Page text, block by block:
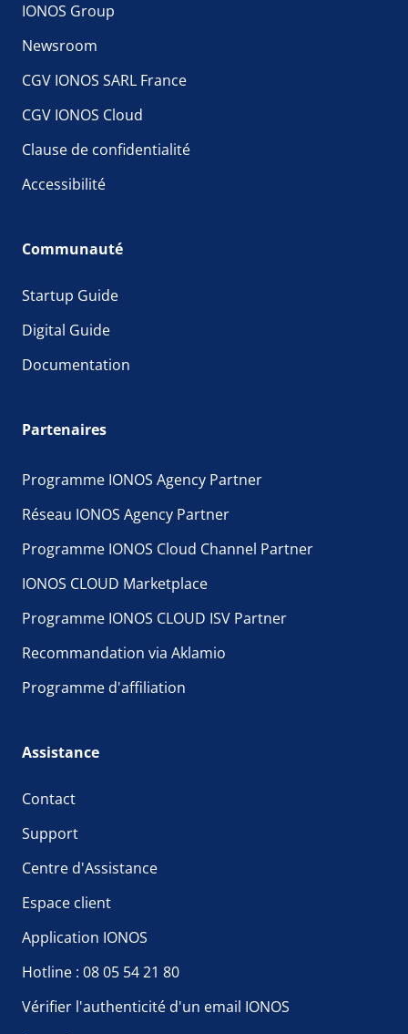
IONOS Group
Newsroom
CGV IONOS SARL France
CGV IONOS Cloud
Clause de confidentialité
Accessibilité
Communauté
Startup Guide
Digital Guide
Documentation
Partenaires
Programme IONOS Agency Partner
Réseau IONOS Agency Partner
Programme IONOS Cloud Channel Partner
IONOS CLOUD Marketplace
Programme IONOS CLOUD ISV Partner
Recommandation via Aklamio
Programme d'affiliation
Assistance
Contact
Support
Centre d'Assistance
Espace client
Application IONOS
Hotline : 08 05 54 21 80
Vérifier l'authenticité d'un email IONOS